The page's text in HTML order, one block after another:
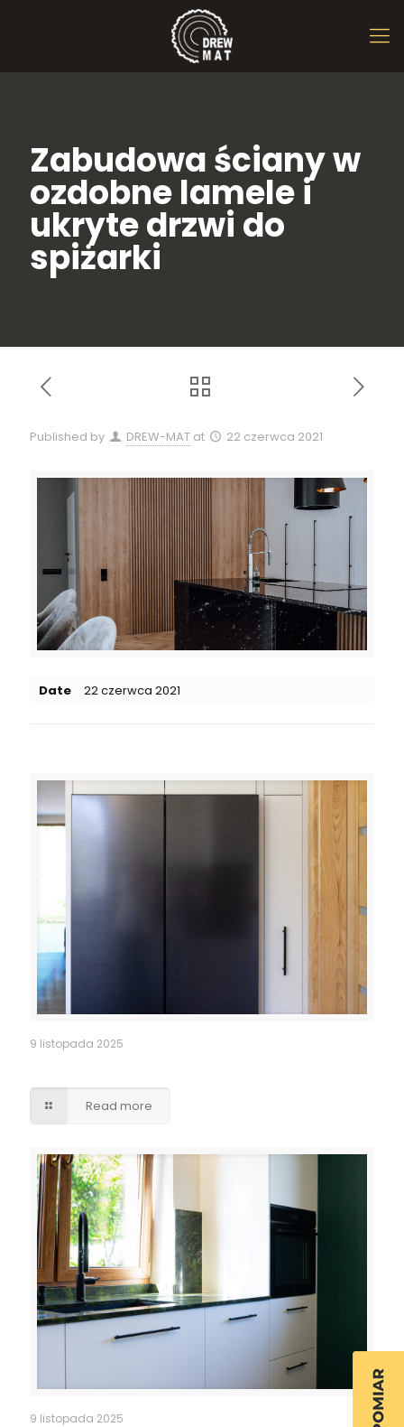
Zabudowa ściany w
ozdobne lamele i
ukryte drzwi do
spiżarki
Published by DREW-MAT at 22 czerwca 2021
Date 22 czerwca 2021
9 listopada 2025
Read more
9 listopada 2025